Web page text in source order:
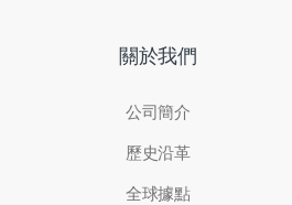
關於我們
公司簡介
歷史沿革
全球據點